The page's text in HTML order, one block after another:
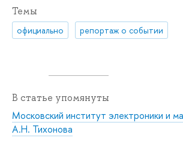
Темы
официально репортаж о событии
В статье упомянуты
Московский институт электроники и
А.Н. Тихонова